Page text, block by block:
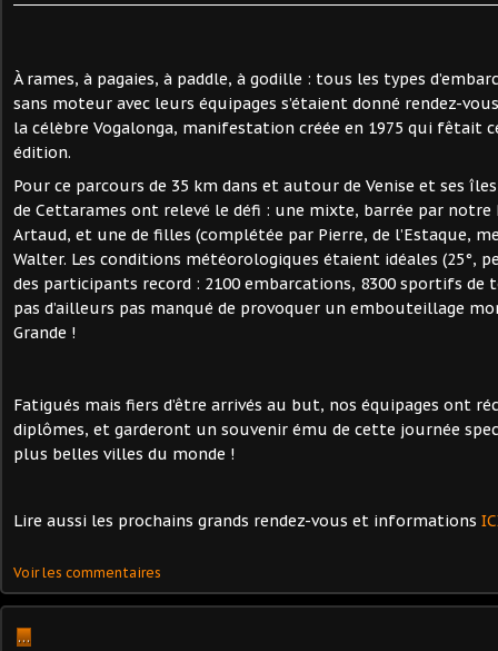
À rames, à pagaies, à paddle, à godille : tous les types
sans moteur avec leurs équipages s’étaient donné rendez-
la célèbre Vogalonga, manifestation créée en 1975 qui fêtait
édition.
Pour ce parcours de 35 km dans et autour de Venise et ses
de Cettarames ont relevé le défi : une mixte, barrée par notre
Artaud, et une de filles (complétée par Pierre, de l’Estaque,
Walter. Les conditions météorologiques étaient idéales (25°,
des participants record : 2100 embarcations, 8300 sportifs de
pas d’ailleurs pas manqué de provoquer un embouteillage
Grande !
Fatigués mais fiers d’être arrivés au but, nos équipages ont
diplômes, et garderont un souvenir ému de cette journée
plus belles villes du monde !
Lire aussi les prochains grands rendez-vous et informations
Voir les commentaires
…